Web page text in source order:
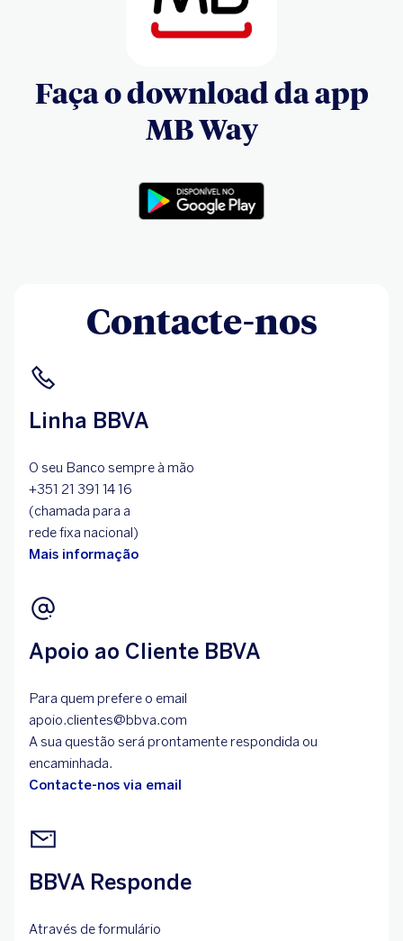
Faça o download da app
MB Way
Contacte-nos
Linha BBVA
O seu Banco sempre à mão
+351 21 391 14 16
(chamada para a
rede fixa nacional)
Mais informação
Apoio ao Cliente BBVA
Para quem prefere o email
apoio.clientes@bbva.com
A sua questão será prontamente respondida ou
encaminhada.
Contacte-nos via email
BBVA Responde
Através de formulário